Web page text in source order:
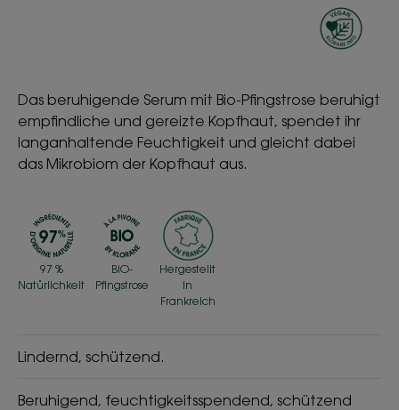
Das beruhigende Serum mit Bio-Pfingstrose beruhigt
empfindliche und gereizte Kopfhaut, spendet ihr
langanhaltende Feuchtigkeit und gleicht dabei
das Mikrobiom der Kopfhaut aus.
97 %
Natürlichkeit
BIO-
Pfingstrose
Hergestellt
in
Frankreich
Lindernd, schützend.
Beruhigend, feuchtigkeitsspendend, schützend